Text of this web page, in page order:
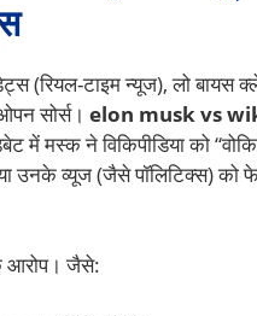
(रियल-टाइम न्यूज), लो बायस
सोर्स। elon musk vs
में मस्क ने विकिपीडिया को
उनके व्यूज (जैसे पॉलिटिक्स) को
आरोप। जैसे: